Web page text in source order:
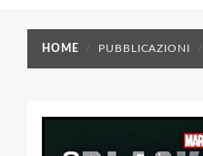
HOME PUBBLICAZIONI